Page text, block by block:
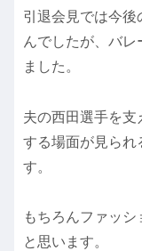
引退会見では今
んでしたが、バレ
ました。
夫の西田選手を支
する場面が見られ
す。
もちろんファッ
と思います。